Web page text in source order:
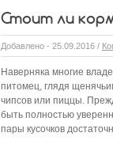
Стоит ли
Добавлено - 25.09.2016 /
Наверняка многие
питомец, глядя
чипсов или пиццы.
быть полностью
пары кусочков